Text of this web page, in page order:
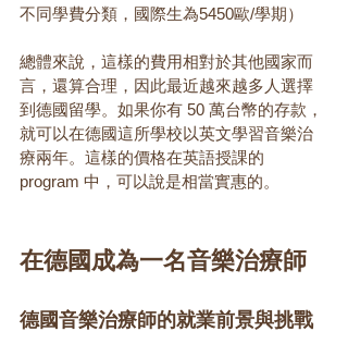
不同學費分類，國際生為5450歐/學期）
總體來說，這樣的費用相對於其他國家而
言，還算合理，因此最近越來越多人選擇
到德國留學。如果你有 50 萬台幣的存款，
就可以在德國這所學校以英文學習音樂治
療兩年。這樣的價格在英語授課的
program 中，可以說是相當實惠的。
在德國成為一名音樂治療師
德國音樂治療師的就業前景與挑戰